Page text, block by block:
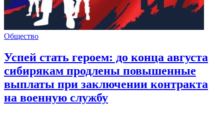
Общество
Успей стать героем: до конца августа
сибирякам продлены повышенные
выплаты при заключении контракта
на военную службу